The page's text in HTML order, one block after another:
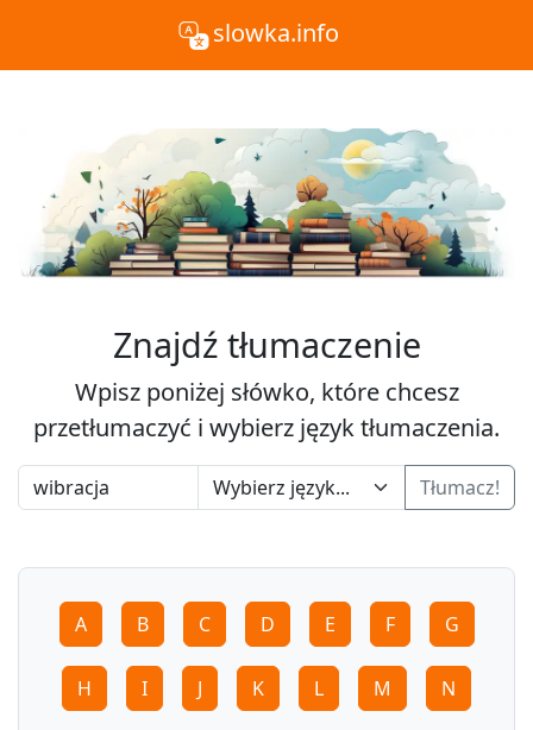
slowka.info
Znajdź tłumaczenie
Wpisz poniżej słówko, które chcesz
przetłumaczyć i wybierz język tłumaczenia.
Tłumacz!
A B C D E F G
H I J K L M N